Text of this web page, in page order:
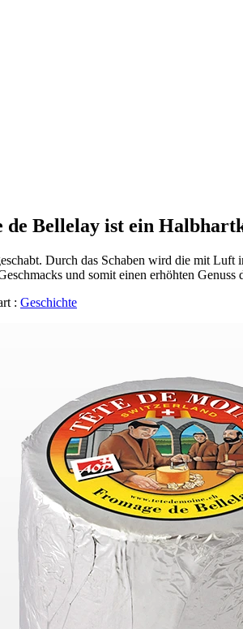
de Bellelay ist ein
Durch das Schaben wird die mit
und somit einen erhöhten
: Geschichte